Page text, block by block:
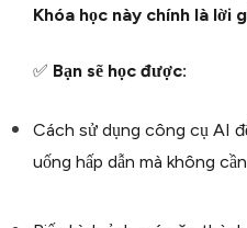
Khóa học này chính là lời
✅ Bạn sẽ học được:
Cách sử dụng công cụ AI
uống hấp dẫn mà không